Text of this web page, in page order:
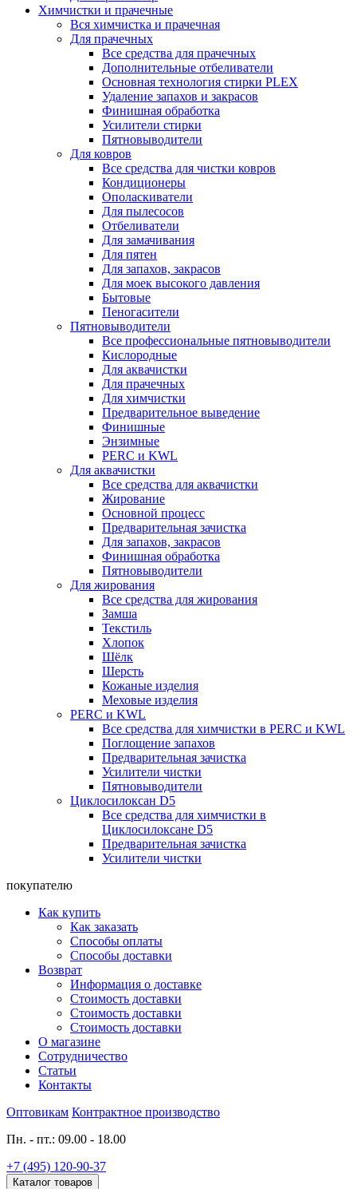
Химчистки и прачечные
Вся химчистка и прачечная
Для прачечных
Все средства для прачечных
Дополнительные отбеливатели
Основная технология стирки PLEX
Удаление запахов и закрасов
Финишная обработка
Усилители стирки
Пятновыводители
Для ковров
Все средства для чистки ковров
Кондиционеры
Ополаскиватели
Для пылесосов
Отбеливатели
Для замачивания
Для пятен
Для запахов, закрасов
Для моек высокого давления
Бытовые
Пеногасители
Пятновыводители
Все профессиональные пятновыводители
Кислородные
Для аквачистки
Для прачечных
Для химчистки
Предварительное выведение
Финишные
Энзимные
PERC и KWL
Для аквачистки
Все средства для аквачистки
Жирование
Основной процесс
Предварительная зачистка
Для запахов, закрасов
Финишная обработка
Пятновыводители
Для жирования
Все средства для жирования
Замша
Текстиль
Хлопок
Шёлк
Шерсть
Кожаные изделия
Меховые изделия
PERC и KWL
Все средства для химчистки в PERC и KWL
Поглощение запахов
Предварительная зачистка
Усилители чистки
Пятновыводители
Циклосилоксан D5
Все средства для химчистки в
Циклосилоксане D5
Предварительная зачистка
Усилители чистки
покупателю
Как купить
Как заказать
Способы оплаты
Способы доставки
Возврат
Информация о доставке
Стоимость доставки
Стоимость доставки
Стоимость доставки
О магазине
Сотрудничество
Статьи
Контакты
Оптовикам Контрактное производство
Пн. - пт.: 09.00 - 18.00
+7 (495) 120-90-37
Каталог товаров